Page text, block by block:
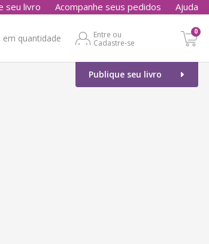
seu livro Acompanhe seus pedidos Ajuda
em quantidade
Entre ou
Cadastre-se
0
Publique seu livro